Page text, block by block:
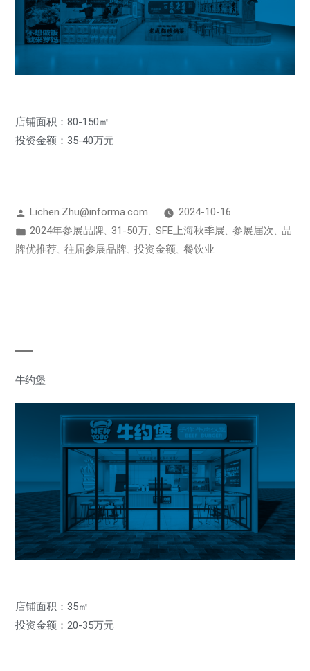
店铺面积：80-150㎡
投资金额：35-40万元
Lichen.Zhu@informa.com
2024-10-16
2024年参展品牌、31-50万、SFE上海秋季展、参展届次、品
牌优推荐、 往届参展品牌、 投资金额、 餐饮业
牛约堡
店铺面积：35㎡
投资金额：20-35万元